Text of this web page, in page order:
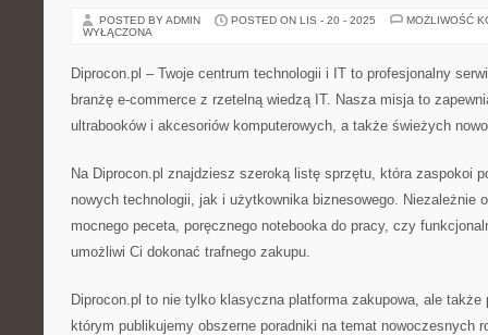
POSTED BY ADMIN POSTED ON LIS - 20 - 2025
MOŻLIWOŚĆ
WYŁĄCZONA
Diprocon.pl – Twoje centrum technologii i IT to profesjonalny
branżę e-commerce z rzetelną wiedzą IT. Nasza misja to
ultrabooków i akcesoriów komputerowych, a także świeżych
Na Diprocon.pl znajdziesz szeroką listę sprzętu, która zaspokoi
nowych technologii, jak i użytkownika biznesowego. Niezależnie
mocnego peceta, poręcznego notebooka do pracy, czy
umożliwi Ci dokonać trafnego zakupu.
Diprocon.pl to nie tylko klasyczna platforma zakupowa, ale także
którym publikujemy obszerne poradniki na temat nowoczesnych